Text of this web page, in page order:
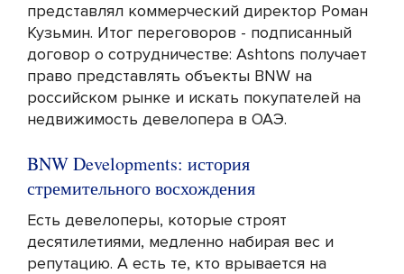
представлял коммерческий директор Роман
Кузьмин. Итог переговоров - подписанный
договор о сотрудничестве: Ashtons получает
право представлять объекты BNW на
российском рынке и искать покупателей на
недвижимость девелопера в ОАЭ.
BNW Developments: история
стремительного восхождения
Есть девелоперы, которые строят
десятилетиями, медленно набирая вес и
репутацию. А есть те, кто врывается на